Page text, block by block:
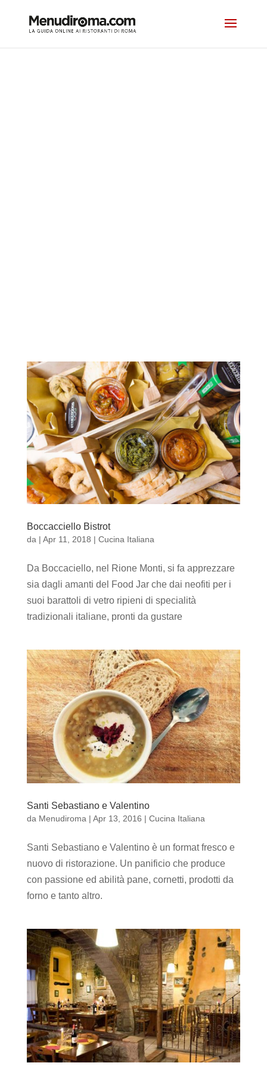
Boccacciello Bistrot
da | Apr 11, 2018 | Cucina Italiana
Da Boccaciello, nel Rione Monti, si fa apprezzare
sia dagli amanti del Food Jar che dai neofiti per i
suoi barattoli di vetro ripieni di specialità
tradizionali italiane, pronti da gustare
Santi Sebastiano e Valentino
da Menudiroma | Apr 13, 2016 | Cucina Italiana
Santi Sebastiano e Valentino è un format fresco e
nuovo di ristorazione. Un panificio che produce
con passione ed abilità pane, cornetti, prodotti da
forno e tanto altro.